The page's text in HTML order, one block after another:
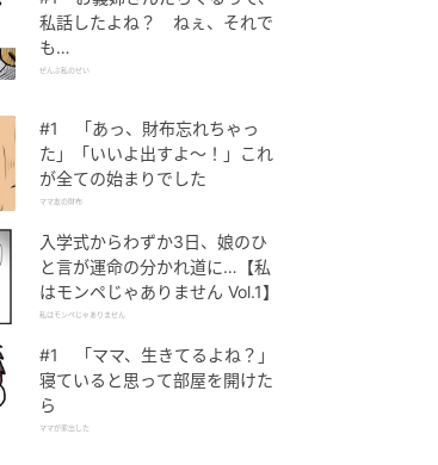
私話したよね？ ねぇ、それで
も…
ぜんぶ私のせい
#1 「あっ、財布忘れちゃっ
た」「いいよ出すよ〜！」これ
が全ての始まりでした
ママ友の財布
入学式からわずか3日、娘のひ
と言が運命の分かれ道に…【私
はモンペじゃありません Vol.1】
私はモンペじゃありません
#1 「ママ、生きてるよね？」
寝ていると思って部屋を開けた
ら
ママが家出した